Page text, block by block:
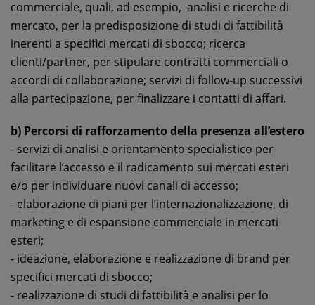
commerciale, quali, ad esempio, analisi e ricerche di
mercato, per la predisposizione di studi di fattibilità
inerenti a specifici mercati di sbocco; ricerca
clienti/partner, per stipulare contratti commerciali o
accordi di collaborazione; servizi di follow-up successivi
alla partecipazione, per finalizzare i contatti di affari.
b) Percorsi di rafforzamento della presenza all’estero
- servizi di analisi e orientamento specialistico per
facilitare l’accesso e il radicamento sui mercati esteri
e/o per individuare nuovi canali di accesso;
- elaborazione di piani per l’internazionalizzazione, di
marketing e di espansione commerciale in mercati
esteri;
- ideazione, elaborazione e realizzazione di brand per
specifici mercati di sbocco;
- realizzazione di studi di fattibilità e analisi per lo